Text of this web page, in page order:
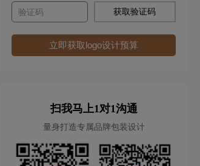
获取验证码
立即获取logo设计预算
扫我马上1对1沟通
量身打造专属品牌包装设计